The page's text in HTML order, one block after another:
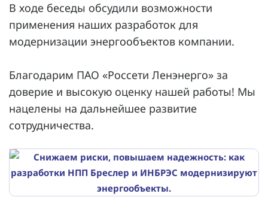
В ходе беседы обсудили возможности
применения наших разработок для
модернизации энергообъектов компании.
Благодарим ПАО «Россети Ленэнерго» за
доверие и высокую оценку нашей работы! Мы
нацелены на дальнейшее развитие
сотрудничества.